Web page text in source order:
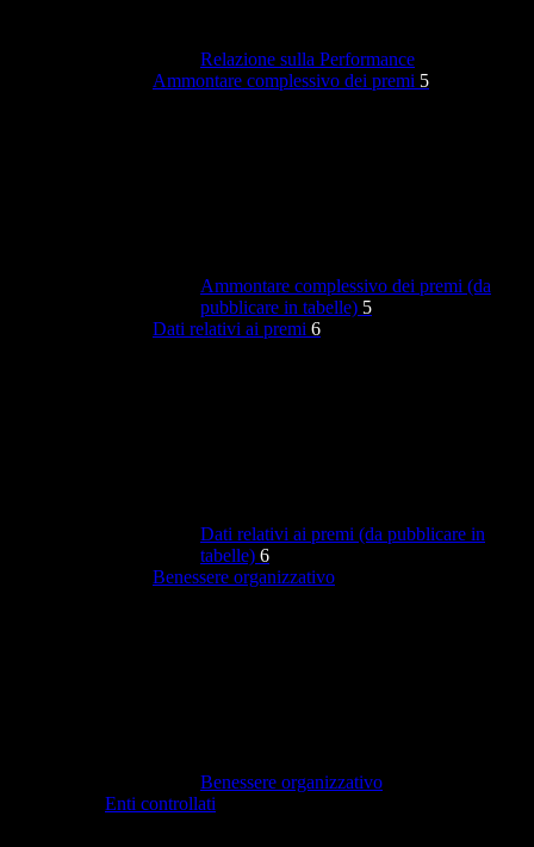
Relazione sulla Performance
Ammontare complessivo dei premi 5
Ammontare complessivo dei premi (da
pubblicare in tabelle) 5
Dati relativi ai premi 6
Dati relativi ai premi (da pubblicare in
tabelle) 6
Benessere organizzativo
Benessere organizzativo
Enti controllati